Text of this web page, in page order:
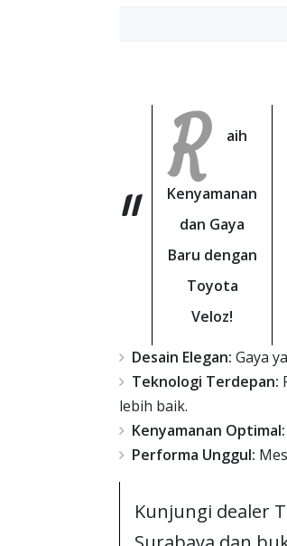
R aih
Kenyamanan
dan Gaya
Baru dengan
Toyota
Veloz!
Desain Elegan: Gaya
Teknologi Terdepan:
lebih baik.
Kenyamanan Optimal:
Performa Unggul:
Kunjungi dealer